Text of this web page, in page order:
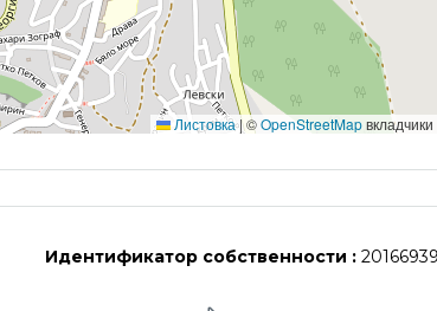
Листовка|©OpenStreetMapвкладчики
Идентификатор собственности :